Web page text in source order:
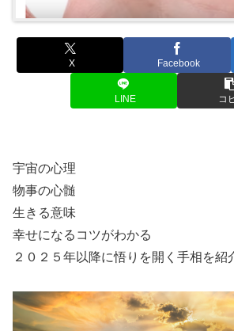
X Facebook
LINE コ
宇宙の心理
物事の心髄
生きる意味
幸せになるコツがわかる
２０２５年以降に悟りを開く手相を紹